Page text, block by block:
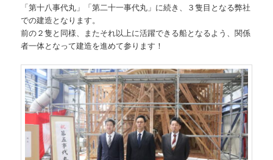
「第十八事代丸」「第二十一事代丸」に続き、３隻目となる弊社
での建造となります。
前の２隻と同様、またそれ以上に活躍できる船となるよう、関係
者一体となって建造を進めて参ります！